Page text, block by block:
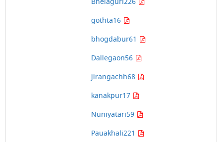
gothta16
bhogdabur61
Dallegaon56
jirangachh68
kanakpur17
Nuniyatari59
Pauakhali221